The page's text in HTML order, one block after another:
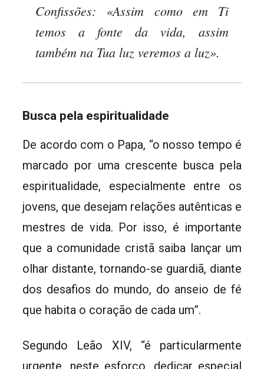
Confissões: «Assim como em Ti
temos a fonte da vida, assim
também na Tua luz veremos a luz».
Busca pela espiritualidade
De acordo com o Papa, “o nosso tempo é
marcado por uma crescente busca pela
espiritualidade, especialmente entre os
jovens, que desejam relações autênticas e
mestres de vida. Por isso, é importante
que a comunidade cristã saiba lançar um
olhar distante, tornando-se guardiã, diante
dos desafios do mundo, do anseio de fé
que habita o coração de cada um”.
Segundo Leão XIV, “é particularmente